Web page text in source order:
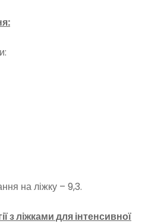
на ліжку – 9,3.
з ліжками для інтенсивної